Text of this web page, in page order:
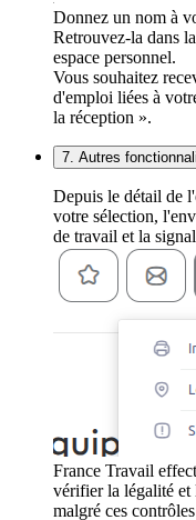
Donnez un nom à
Retrouvez-la dans
espace personnel.
Vous souhaitez
d'emploi liées à
la réception ».
7. Autres
Depuis le détail de
votre sélection,
de travail et la
France Travail
vérifier la légalité et
malgré ces